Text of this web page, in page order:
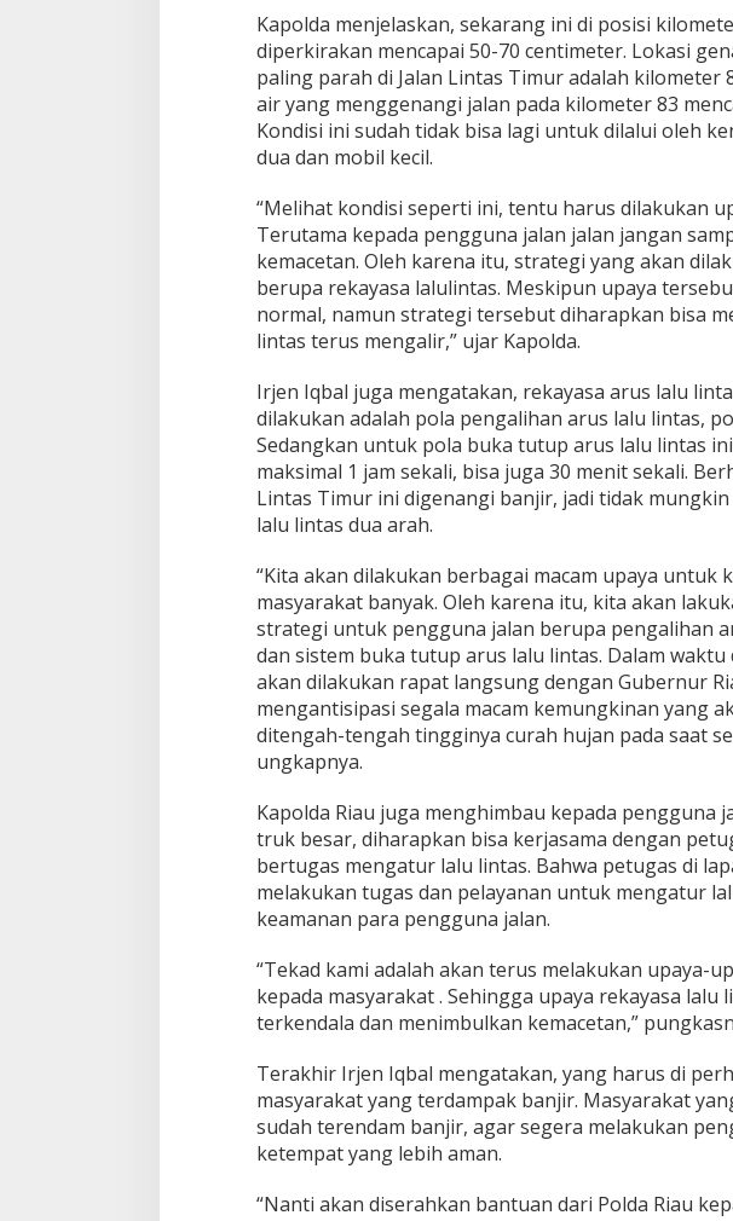
a
n
S
e
k
a
l
i
u
s
e
r
i
k
B
a
n
t
u
n
e
p
a
d
a
M
a
s
y
a
a
k
a
t
Kapolda menjelaskan, sekarang ini di posisi
diperkirakan mencapai 50-70 centimeter. Lokasi
paling parah di Jalan Lintas Timur adalah kilometer
air yang menggenangi jalan pada kilometer 83
Kondisi ini sudah tidak bisa lagi untuk dilalui oleh
dua dan mobil kecil.
“Melihat kondisi seperti ini, tentu harus dilakukan
Terutama kepada pengguna jalan jalan jangan
kemacetan. Oleh karena itu, strategi yang akan
berupa rekayasa lalulintas. Meskipun upaya
normal, namun strategi tersebut diharapkan bisa
lintas terus mengalir,” ujar Kapolda.
Irjen Iqbal juga mengatakan, rekayasa arus lalu
dilakukan adalah pola pengalihan arus lalu lintas,
Sedangkan untuk pola buka tutup arus lalu lintas
maksimal 1 jam sekali, bisa juga 30 menit sekali.
Lintas Timur ini digenangi banjir, jadi tidak
lalu lintas dua arah.
“Kita akan dilakukan berbagai macam upaya untuk
masyarakat banyak. Oleh karena itu, kita akan
strategi untuk pengguna jalan berupa pengalihan
dan sistem buka tutup arus lalu lintas. Dalam waktu
akan dilakukan rapat langsung dengan Gubernur
mengantisipasi segala macam kemungkinan yang
ditengah-tengah tingginya curah hujan pada saat
ungkapnya.
Kapolda Riau juga menghimbau kepada pengguna
truk besar, diharapkan bisa kerjasama dengan
bertugas mengatur lalu lintas. Bahwa petugas di
melakukan tugas dan pelayanan untuk mengatur
keamanan para pengguna jalan.
“Tekad kami adalah akan terus melakukan upaya-
kepada masyarakat . Sehingga upaya rekayasa lalu
terkendala dan menimbulkan kemacetan,”
Terakhir Irjen Iqbal mengatakan, yang harus di
masyarakat yang terdampak banjir. Masyarakat
sudah terendam banjir, agar segera melakukan
ketempat yang lebih aman.
“Nanti akan diserahkan bantuan dari Polda Riau